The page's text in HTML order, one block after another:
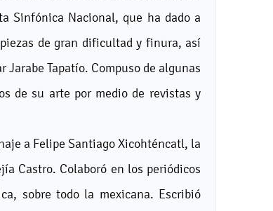
Sinfónica Nacional, que ha dado a
de gran dificultad y finura, así
Tapatío. Compuso de algunas
de su arte por medio de revistas y
a Felipe Santiago Xicohténcatl, la
Castro. Colaboró en los periódicos
sobre todo la mexicana. Escribió